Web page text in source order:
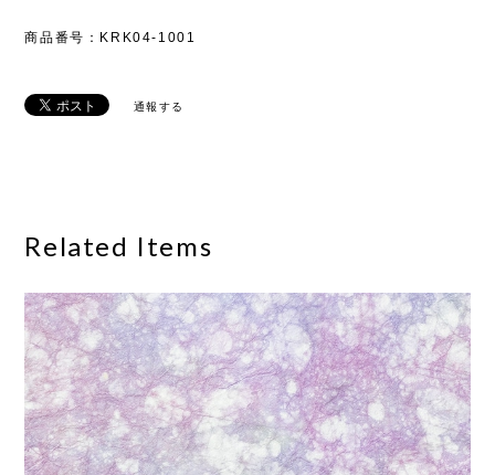
商品番号：KRK04-1001
通報する
Related Items